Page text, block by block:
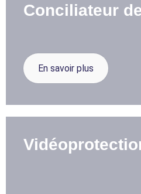
Conciliateur
En savoir plus